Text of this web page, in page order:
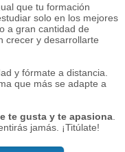
que tu formación
solo en los mejores
a gran cantidad de
crecer y desarrollarte
y fórmate a distancia.
que más se adapte a
te gusta y te apasiona
jamás. ¡Titúlate!